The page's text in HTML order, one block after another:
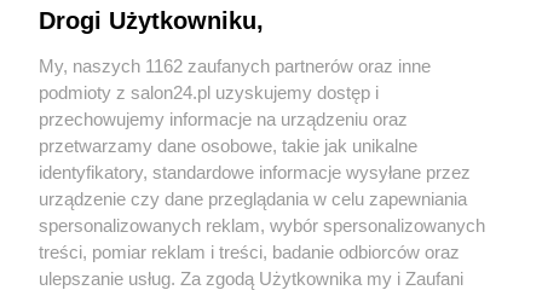
Sport
Społeczeństwo
Kultura
Drogi Użytkowniku,
My, naszych 1162 zaufanych partnerów oraz inne
podmioty z salon24.pl uzyskujemy dostęp i
przechowujemy informacje na urządzeniu oraz
przetwarzamy dane osobowe, takie jak unikalne
identyfikatory, standardowe informacje wysyłane przez
urządzenie czy dane przeglądania w celu zapewniania
spersonalizowanych reklam, wybór spersonalizowanych
treści, pomiar reklam i treści, badanie odbiorców oraz
ulepszanie usług. Za zgodą Użytkownika my i Zaufani